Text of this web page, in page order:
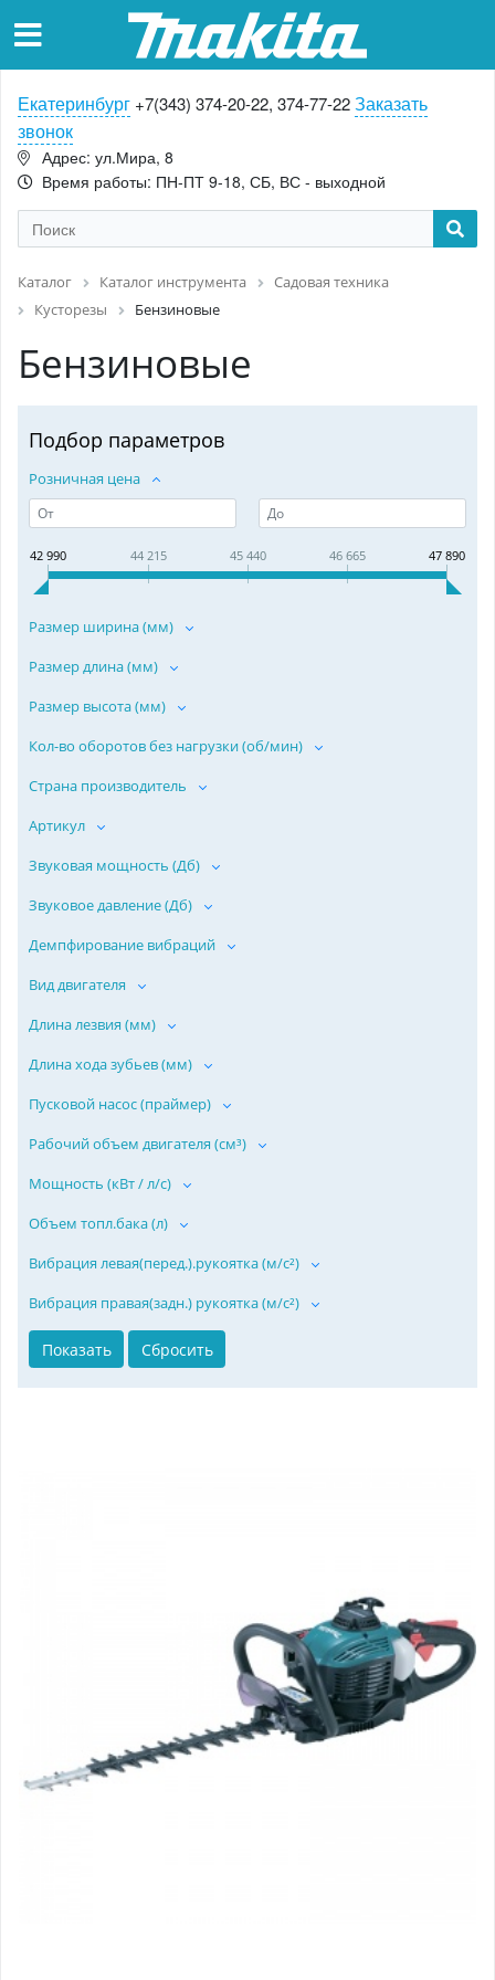
Екатеринбург +7(343) 374-20-22, 374-77-22Заказать
звонок
Адрес: ул.Мира, 8
Время работы: ПН-ПТ 9-18, СБ, ВС - выходной
Каталог Каталог инструмента
Садовая техника
Кусторезы
Бензиновые
Бензиновые
Подбор параметров
Розничная цена
42 990 44 215 45 440 46 665 47 890
Размер ширина (мм)
Размер длина (мм)
Размер высота (мм)
Кол-во оборотов без нагрузки (об/мин)
Страна производитель
Артикул
Звуковая мощность (Дб)
Звуковое давление (Дб)
Демпфирование вибраций
Вид двигателя
Длина лезвия (мм)
Длина хода зубьев (мм)
Пусковой насос (праймер)
Рабочий объем двигателя (см³)
Мощность (кВт / л/с)
Объем топл.бака (л)
Вибрация левая(перед.).рукоятка (м/с²)
Вибрация правая(задн.) рукоятка (м/с²)